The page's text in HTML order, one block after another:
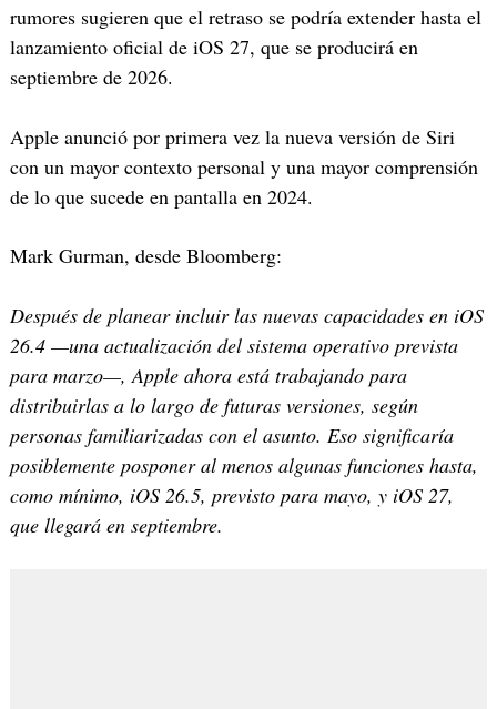
rumores sugieren que el retraso se podría extender hasta el
lanzamiento oficial de iOS 27, que se producirá en
septiembre de 2026.
Apple anunció por primera vez la nueva versión de Siri
con un mayor contexto personal y una mayor comprensión
de lo que sucede en pantalla en 2024.
Mark Gurman, desde Bloomberg:
Después de planear incluir las nuevas capacidades en iOS
26.4 —una actualización del sistema operativo prevista
para marzo—, Apple ahora está trabajando para
distribuirlas a lo largo de futuras versiones, según
personas familiarizadas con el asunto. Eso significaría
posiblemente posponer al menos algunas funciones hasta,
como mínimo, iOS 26.5, previsto para mayo, y iOS 27,
que llegará en septiembre.